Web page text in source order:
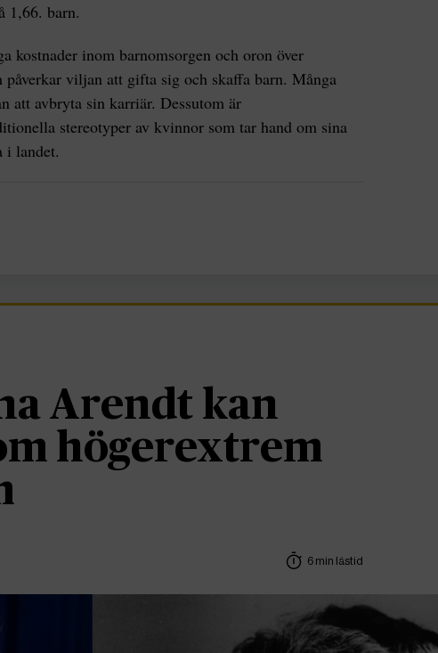
1,66. barn.
kostnader inom barnomsorgen och oron över
viljan att gifta sig och skaffa barn. Många
att avbryta sin karriär. Dessutom är
stereotyper av kvinnor som tar hand om sina
i landet.
Arendt kan
högerextrem
6 min lästid